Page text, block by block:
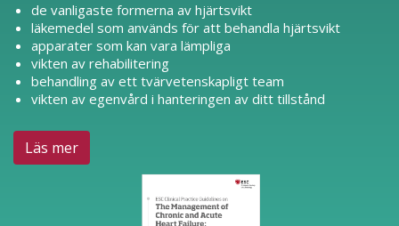
de vanligaste formerna av hjärtsvikt
läkemedel som används för att behandla hjärtsvikt
apparater som kan vara lämpliga
vikten av rehabilitering
behandling av ett tvärvetenskapligt team
vikten av egenvård i hanteringen av ditt tillstånd
Läs mer